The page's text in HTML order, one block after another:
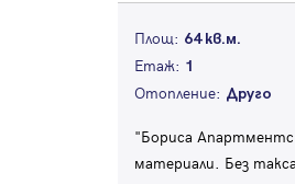
Площ: 64 кв.м.
Етаж: 1
Отопление: Друго
"Бориса Апартментс
материали. Без